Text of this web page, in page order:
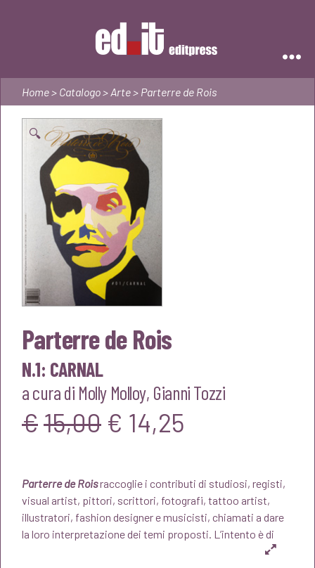
Home> Catalogo> Arte> Parterre de Rois
🔍
Parterre de Rois
N.1: CARNAL
a cura di Molly Molloy, Gianni Tozzi
€15,00 Il
originale
era:
€ 14,25
attuale
è:
Parterre de Roisraccoglie i contributi di studiosi, registi,
visual artist, pittori, scrittori, fotografi, tattoo artist,
illustratori, fashion designer e musicisti, chiamati a dare
la loro interpretazione dei temi proposti. L’intento è di